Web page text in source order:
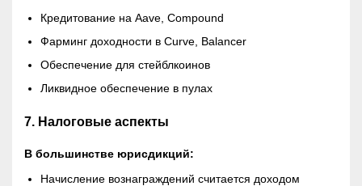
Кредитование на Aave, Compound
Фарминг доходности в Curve, Balancer
Обеспечение для стейблкоинов
Ликвидное обеспечение в пулах
7. Налоговые аспекты
В большинстве юрисдикций:
Начисление вознаграждений считается доходом